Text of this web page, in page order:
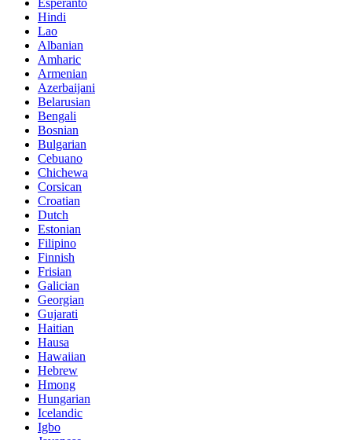
Esperanto
Hindi
Lao
Albanian
Amharic
Armenian
Azerbaijani
Belarusian
Bengali
Bosnian
Bulgarian
Cebuano
Chichewa
Corsican
Croatian
Dutch
Estonian
Filipino
Finnish
Frisian
Galician
Georgian
Gujarati
Haitian
Hausa
Hawaiian
Hebrew
Hmong
Hungarian
Icelandic
Igbo